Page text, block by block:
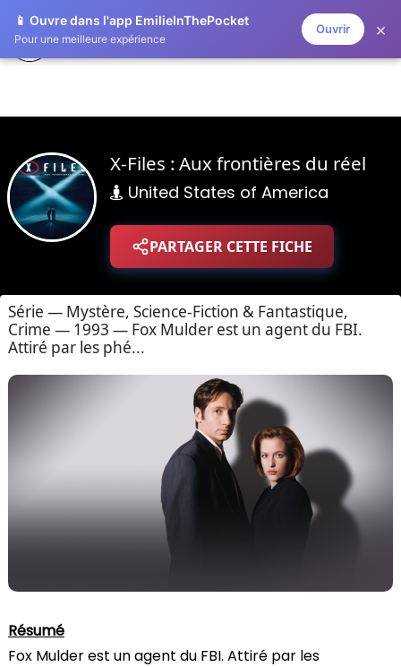
📱 Ouvre dans l'app EmilieInThePocket
Pour une meilleure expérience
Ouvrir ×
ZAPLISTOO
X-Files : Aux frontières du réel
United States of America
PARTAGER CETTE FICHE
Série — Mystère, Science-Fiction & Fantastique,
Crime — 1993 — Fox Mulder est un agent du FBI.
Attiré par les phé...
Résumé
Fox Mulder est un agent du FBI. Attiré par les